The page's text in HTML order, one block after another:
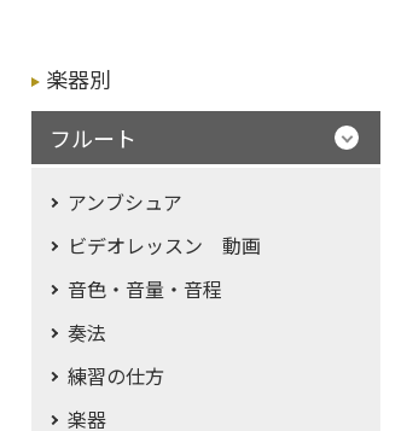
楽器別
フルート
アンブシュア
ビデオレッスン 動画
音色・音量・音程
奏法
練習の仕方
楽器